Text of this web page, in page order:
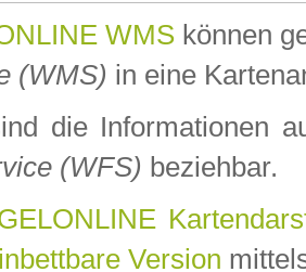
WMS können
(WMS) in eine
die Informationen
(WFS) beziehbar.
Version